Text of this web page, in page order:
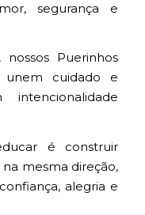
segurança e
Puerinhos
unem cuidado e
é construir
mesma direção,
alegria e